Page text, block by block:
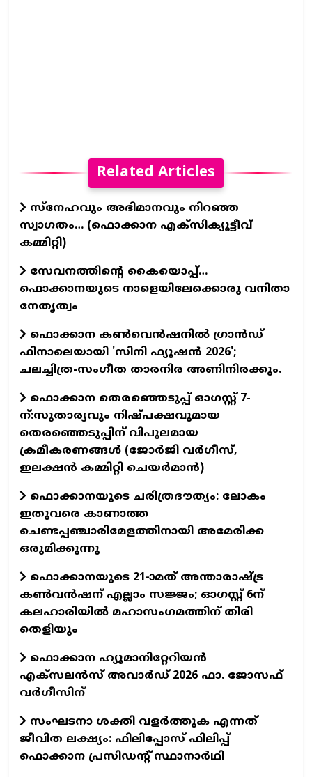
Related Articles
സ്നേഹവും അഭിമാനവും നിറഞ്ഞ
സ്വാഗതം… (ഫൊക്കാന എക്സിക്യൂട്ടീവ്
കമ്മിറ്റി)
സേവനത്തിന്റെ കൈയൊപ്പ്…
ഫൊക്കാനയുടെ നാളെയിലേക്കൊരു വനിതാ
നേതൃത്വം
ഫൊക്കാന കണ്‍വെന്‍ഷനില്‍ ഗ്രാന്‍ഡ്
ഫിനാലെയായി 'സിനി ഫ്യൂഷന്‍ 2026';
ചലച്ചിത്ര-സംഗീത താരനിര അണിനിരക്കും.
ഫൊക്കാന തെരഞ്ഞെടുപ്പ് ഓഗസ്റ്റ് 7-
ന്:സുതാര്യവും നിഷ്പക്ഷവുമായ
തെരഞ്ഞെടുപ്പിന് വിപുലമായ
ക്രമീകരണങ്ങൾ (ജോർജി വർഗീസ്,
ഇലക്ഷൻ കമ്മിറ്റി ചെയർമാൻ)
ഫൊക്കാനയുടെ ചരിത്രദൗത്യം: ലോകം
ഇതുവരെ കാണാത്ത
ചെണ്ടപ്പഞ്ചാരിമേളത്തിനായി അമേരിക്ക
ഒരുമിക്കുന്നു
ഫൊക്കാനയുടെ 21-ാമത് അന്താരാഷ്ട്ര
കൺവൻഷന് എല്ലാം സജ്ജം; ഓഗസ്റ്റ് 6ന്
കലഹാരിയിൽ മഹാസംഗമത്തിന് തിരി
തെളിയും
ഫൊക്കാന ഹ്യൂമാനിറ്റേറിയന്‍
എക്‌സലന്‍സ് അവാര്‍ഡ് 2026 ഫാ. ജോസഫ്
വര്‍ഗീസിന്
സംഘടനാ ശക്തി വളർത്തുക എന്നത്
ജീവിത ലക്ഷ്യം: ഫിലിപ്പോസ് ഫിലിപ്പ്
ഫൊക്കാന പ്രസിഡന്റ് സ്ഥാനാർഥി